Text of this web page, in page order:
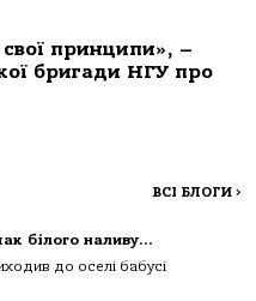
свої принципи», –
бригади НГУ про
ВСІ БЛОГИ >
білого наливу…
до оселі бабусі